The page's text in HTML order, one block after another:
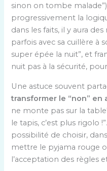
sinon on tombe
progressivement la
dans les faits, il y aura
parfois avec sa cuillère à
super épée la nuit”, et
nuit pas à la sécurité,
Une astuce souvent
transformer le “non” en
ne monte pas sur la
le tapis, c’est plus rigolo
possibilité de choisir,
mettre le pyjama rouge
l’acceptation des règles